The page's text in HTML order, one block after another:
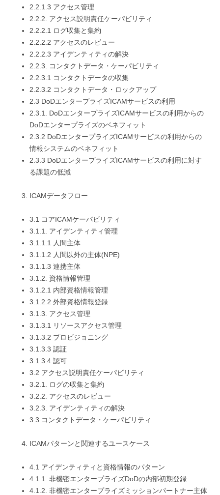
2.2.1.3 アクセス管理
2.2.2. アクセス説明責任ケーパビリティ
2.2.2.1 ログ収集と集約
2.2.2.2 アクセスのレビュー
2.2.2.3 アイデンティティの解決
2.2.3. コンタクトデータ・ケーパビリティ
2.2.3.1 コンタクトデータの収集
2.2.3.2 コンタクトデータ・ロックアップ
2.3 DoDエンタープライズICAMサービスの利用
2.3.1. DoDエンタープライズICAMサービスの利用からの
DoDエンタープライズのベネフィット
2.3.2 DoDエンタープライズICAMサービスの利用からの
情報システムのベネフィット
2.3.3 DoDエンタープライズICAMサービスの利用に対す
る課題の低減
ICAMデータフロー
3.1 コアICAMケーパビリティ
3.1.1. アイデンティティ管理
3.1.1.1 人間主体
3.1.1.2 人間以外の主体(NPE)
3.1.1.3 連携主体
3.1.2. 資格情報管理
3.1.2.1 内部資格情報管理
3.1.2.2 外部資格情報登録
3.1.3. アクセス管理
3.1.3.1 リソースアクセス管理
3.1.3.2 プロビジョニング
3.1.3.3 認証
3.1.3.4 認可
3.2 アクセス説明責任ケーパビリティ
3.2.1. ログの収集と集約
3.2.2. アクセスのレビュー
3.2.3. アイデンティティの解決
3.3 コンタクトデータ・ケーパビリティ
ICAMパターンと関連するユースケース
4.1 アイデンティティと資格情報のパターン
4.1.1. 非機密エンタープライズDoDの内部初期登録
4.1.2. 非機密エンタープライズミッションパートナー主体